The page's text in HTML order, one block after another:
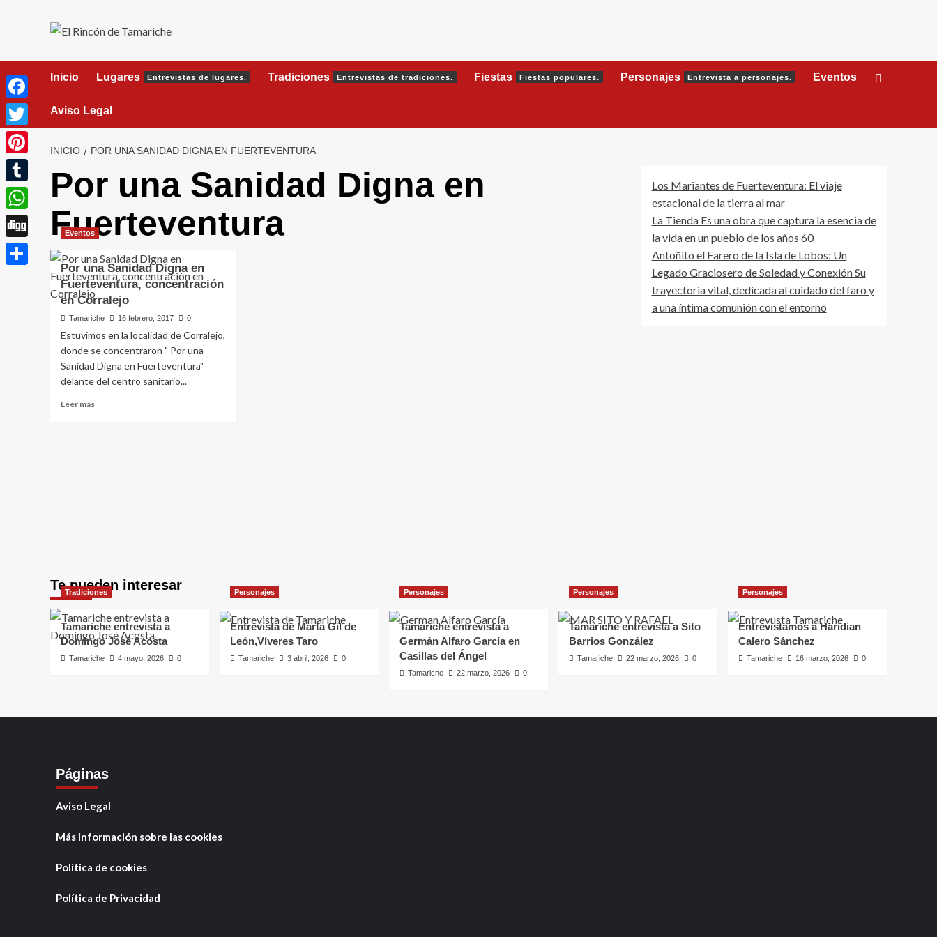
Inicio Lugares Entrevistas de lugares. Tradiciones Entrevistas de tradiciones. Fiestas Fiestas populares. Personajes Entrevista a personajes. Eventos
Aviso Legal
INICIO POR UNA SANIDAD DIGNA EN FUERTEVENTURA
Por una Sanidad Digna en
Fuerteventura
Eventos
Por una Sanidad Digna en
Fuerteventura, concentración
en Corralejo
Tamariche 16 febrero, 2017 0
Estuvimos en la localidad de Corralejo,
donde se concentraron " Por una
Sanidad Digna en Fuerteventura"
delante del centro sanitario...
Leer más
Los Mariantes de Fuerteventura: El viaje
estacional de la tierra al mar
La Tienda Es una obra que captura la esencia de
la vida en un pueblo de los años 60
Antoñito el Farero de la Isla de Lobos: Un
Legado Graciosero de Soledad y Conexión Su
trayectoria vital, dedicada al cuidado del faro y
a una íntima comunión con el entorno
Te pueden interesar
Tradiciones
Tamariche entrevista a
Domingo José Acosta
Tamariche 4 mayo, 2026 0
Personajes
Entrevista de Marta Gil de
León,Víveres Taro
Tamariche 3 abril, 2026 0
Personajes
Tamariche entrevista a
Germán Alfaro García en
Casillas del Ángel
Tamariche 22 marzo, 2026 0
Personajes
Tamariche entrevista a Sito
Barrios González
Tamariche 22 marzo, 2026 0
Personajes
Entrevistamos a Haridian
Calero Sánchez
Tamariche 16 marzo, 2026 0
Páginas
Aviso Legal
Más información sobre las cookies
Política de cookies
Política de Privacidad
Facebook
Twitter
Pinterest
Tumblr
WhatsApp
Digg
Compartir